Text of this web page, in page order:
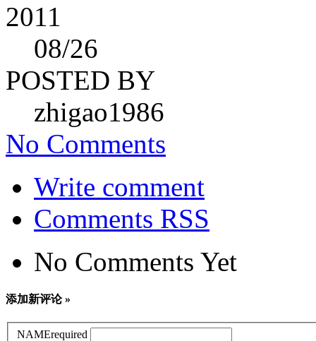
2011
08/26
POSTED BY
zhigao1986
No Comments
Write comment
Comments RSS
No Comments Yet
添加新评论 »
NAMErequired